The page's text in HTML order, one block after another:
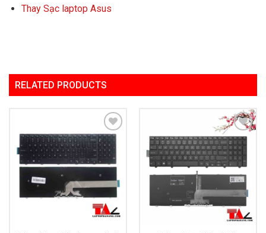
Thay Sạc laptop Asus
RELATED PRODUCTS
Add to
Wishlist
Add to
Wishlist